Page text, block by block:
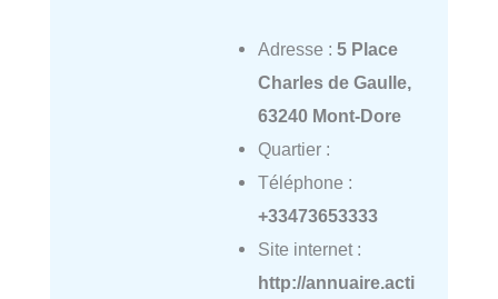
Adresse : 5 Place
Charles de Gaulle,
63240 Mont-Dore
Quartier :
Téléphone :
+33473653333
Site internet :
http://annuaire.acti